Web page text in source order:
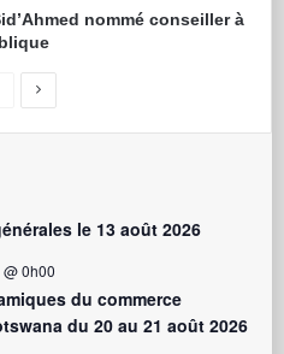
nommé conseiller à
le 13 août 2026
0h00
du commerce
du 20 au 21 août 2026